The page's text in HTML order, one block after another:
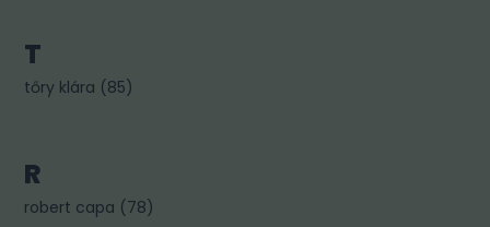
T
tőry klára (85)
R
robert capa (78)